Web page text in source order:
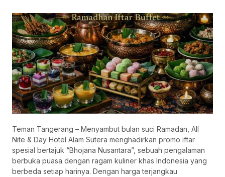
Teman Tangerang – Menyambut bulan suci Ramadan, All
Nite & Day Hotel Alam Sutera menghadirkan promo iftar
spesial bertajuk “Bhojana Nusantara”, sebuah pengalaman
berbuka puasa dengan ragam kuliner khas Indonesia yang
berbeda setiap harinya. Dengan harga terjangkau